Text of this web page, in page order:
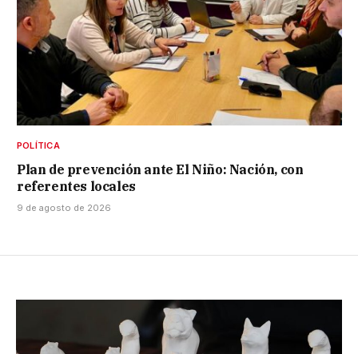
POLÍTICA
Plan de prevención ante El Niño: Nación, con
referentes locales
9 de agosto de 2026